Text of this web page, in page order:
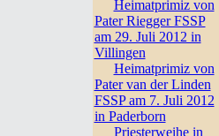
Heimatprimiz von
Pater Riegger FSSP
am 29. Juli 2012 in
Villingen
Heimatprimiz von
Pater van der Linden
FSSP am 7. Juli 2012
in Paderborn
Priesterweihe in